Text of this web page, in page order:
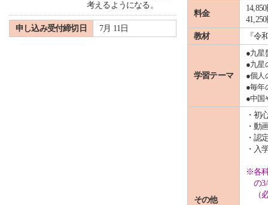
考えるようになる。
申し込み受付締切日 7月 11日
料金
教材
『令
学習テーマ
●九星
●九星
●個人
●毎年
●中国
その他
・初
・動
・認
・入
※各
の3/
（必